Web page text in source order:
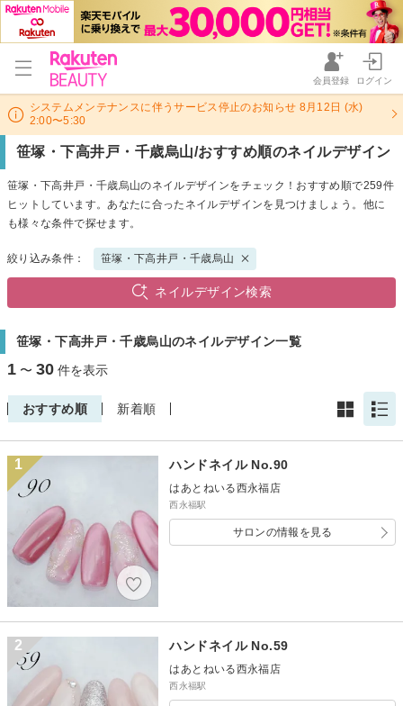
会員登録 ログイン
システムメンテナンスに伴うサービス停止のお知らせ 8月12日 (水)
2:00〜5:30
笹塚・下高井戸・千歳烏山/おすすめ順のネイルデザイン
笹塚・下高井戸・千歳烏山のネイルデザインをチェック！おすすめ順で259件
ヒットしています。あなたに合ったネイルデザインを見つけましょう。他に
も様々な条件で探せます。
絞り込み条件： 笹塚・下高井戸・千歳烏山
ネイルデザイン検索
笹塚・下高井戸・千歳烏山のネイルデザイン一覧
1 〜 30 件を表示
おすすめ順 新着順
1 ハンドネイル No.90
はあとねいる西永福店
西永福駅
サロンの情報を見る
2 ハンドネイル No.59
はあとねいる西永福店
西永福駅